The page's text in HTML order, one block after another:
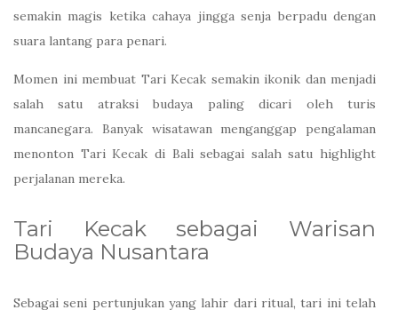
semakin magis ketika cahaya jingga senja berpadu dengan
suara lantang para penari.
Momen ini membuat Tari Kecak semakin ikonik dan menjadi
salah satu atraksi budaya paling dicari oleh turis
mancanegara. Banyak wisatawan menganggap pengalaman
menonton Tari Kecak di Bali sebagai salah satu highlight
perjalanan mereka.
Tari Kecak sebagai Warisan
Budaya Nusantara
Sebagai seni pertunjukan yang lahir dari ritual, tari ini telah